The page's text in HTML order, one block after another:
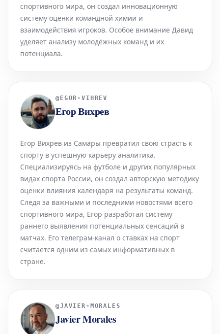
спортивного мира, он создал инновационную
систему оценки командной химии и
взаимодействия игроков. Особое внимание Давид
уделяет анализу молодёжных команд и их
потенциала.
@ EGOR-VIHREV
Егор Вихрев
Егор Вихрев из Самары превратил свою страсть к
спорту в успешную карьеру аналитика.
Специализируясь на футболе и других популярных
видах спорта России, он создал авторскую методику
оценки влияния календаря на результаты команд.
Следя за важными и последними новостями всего
спортивного мира, Егор разработал систему
раннего выявления потенциальных сенсаций в
матчах. Его телеграм-канал о ставках на спорт
считается одним из самых информативных в
стране.
@JAVIER-MORALES
Javier Morales